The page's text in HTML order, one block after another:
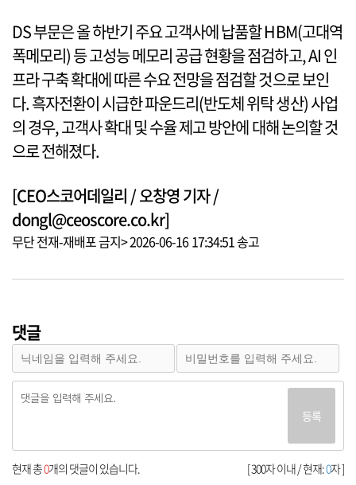
DS 부문은 올 하반기 주요 고객사에 납품할 HBM(고대역
폭메모리) 등 고성능 메모리 공급 현황을 점검하고, AI 인
프라 구축 확대에 따른 수요 전망을 점검할 것으로 보인
다. 흑자전환이 시급한 파운드리(반도체 위탁 생산) 사업
의 경우, 고객사 확대 및 수율 제고 방안에 대해 논의할 것
으로 전해졌다.
[CEO스코어데일리 / 오창영 기자 /
dongl@ceoscore.co.kr]
무단 전재-재배포 금지> 2026-06-16 17:34:51 송고
댓글
등록
[ 300자 이내 / 현재:0자 ]
현재 총0개의 댓글이 있습니다.